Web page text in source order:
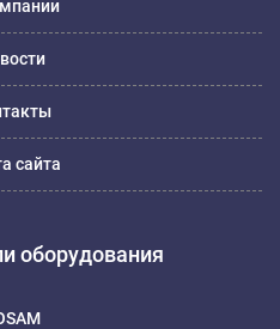
сайта
оборудования